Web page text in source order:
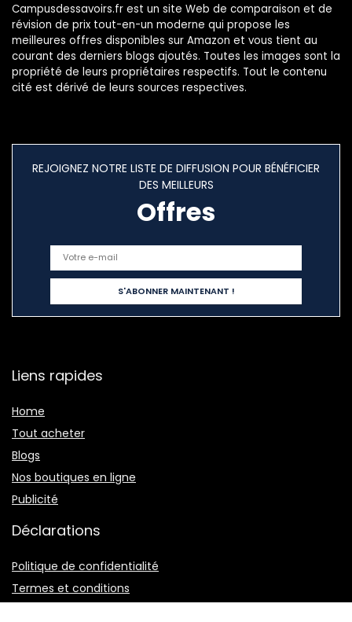
Campusdessavoirs.fr est un site Web de comparaison et de
révision de prix tout-en-un moderne qui propose les
meilleures offres disponibles sur Amazon et vous tient au
courant des derniers blogs ajoutés. Toutes les images sont la
propriété de leurs propriétaires respectifs. Tout le contenu
cité est dérivé de leurs sources respectives.
REJOIGNEZ NOTRE LISTE DE DIFFUSION POUR BÉNÉFICIER
DES MEILLEURS
Offres
Liens rapides
Home
Tout acheter
Blogs
Nos boutiques en ligne
Publicité
Déclarations
Politique de confidentialité
Termes et conditions